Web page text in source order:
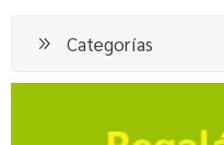
Categorías